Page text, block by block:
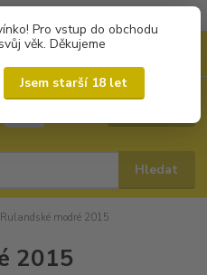
Pro vstup do obchodu
věk. Děkujeme
Jsem starší 18 let
Hledat
Rulandské modré 2015
2015